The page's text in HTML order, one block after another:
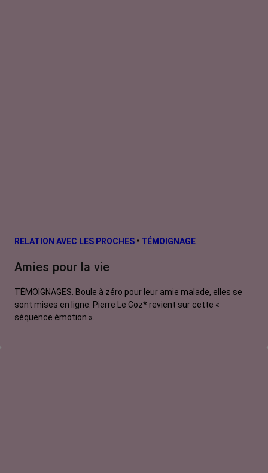
RELATION AVEC LES PROCHES • TÉMOIGNAGE
Amies pour la vie
TÉMOIGNAGES. Boule à zéro pour leur amie malade, elles se
sont mises en ligne. Pierre Le Coz* revient sur cette «
séquence émotion ».